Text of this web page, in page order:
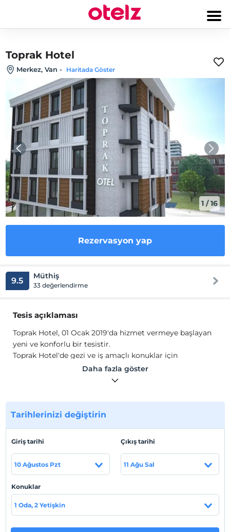
Toprak Hotel
Merkez, Van - Haritada Göster
1 /16
Rezervasyon yap
9.5 Müthiş
33 değerlendirme
Tesis açıklaması
Toprak Hotel, 01 Ocak 2019'da hizmet vermeye başlayan
yeni ve konforlu bir tesistir.
Toprak Hotel'de gezi ve iş amaçlı konuklar için
mükemmel bir konaklama merkezi olup, günlük tur
hizmeti mevcuttur. Otelde personeller tarafından bir çok
Haritada Göster
Otel koşulları
Check/in
En erken saat 10:00 ve sonrası
Daha fazla göster
Tarihlerinizi değiştirin
Giriş tarihi
10 Ağustos Pzt
Çıkış tarihi
11 Ağu Sal
Konuklar
1 Oda, 2 Yetişkin